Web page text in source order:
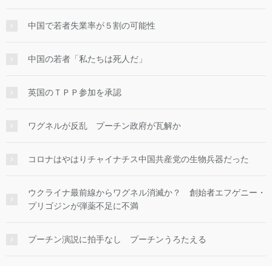
中国で若者失業率が５割の可能性
中国の若者「私たちは死人だ」
英国のＴＰＰ参加を承認
ワグネルが反乱 プーチン政府が瓦解か
コロナはやはりチャイナチス中国共産党の生物兵器だった
ウクライナ最前線からワグネル消滅か？ 創始者エフゲニー・
プリゴジンが弾薬不足に不満
プーチン演説に拍手なし プーチンうろたえる